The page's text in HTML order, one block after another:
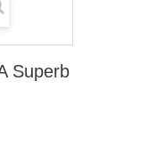
Superb